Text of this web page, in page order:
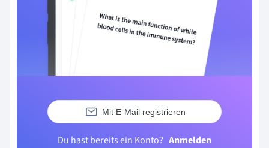
Mit E-Mail registrieren
Du hast bereits ein Konto? Anmelden